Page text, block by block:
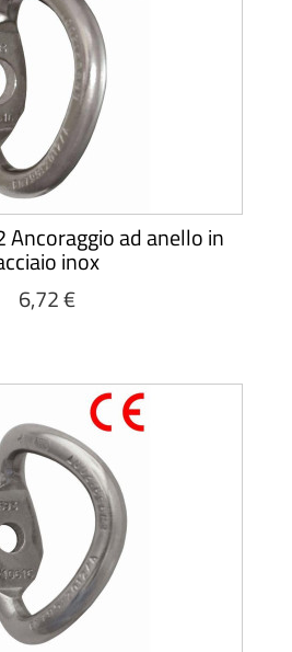
Ancoraggio ad anello in
inox
6,72 €